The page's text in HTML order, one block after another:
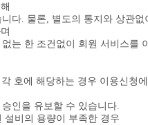
물론, 별도의 통지와 상관없
한 조건없이 회원 서비스를
호에 해당하는 경우 이용신청에
을 유보할 수 있습니다.
의 용량이 부족한 경우